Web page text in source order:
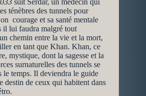
suit Serdar, un médecin qui
ténèbres des tunnels pour
courage et sa santé mentale
il lui faudra malgré tout
chemin entre la vie et la mort,
en tant que Khan. Khan, ce
mystique, dont la sagesse et la
surnaturelles des tunnels se
le temps. Il deviendra le guide
destin de ceux qui habitent dans